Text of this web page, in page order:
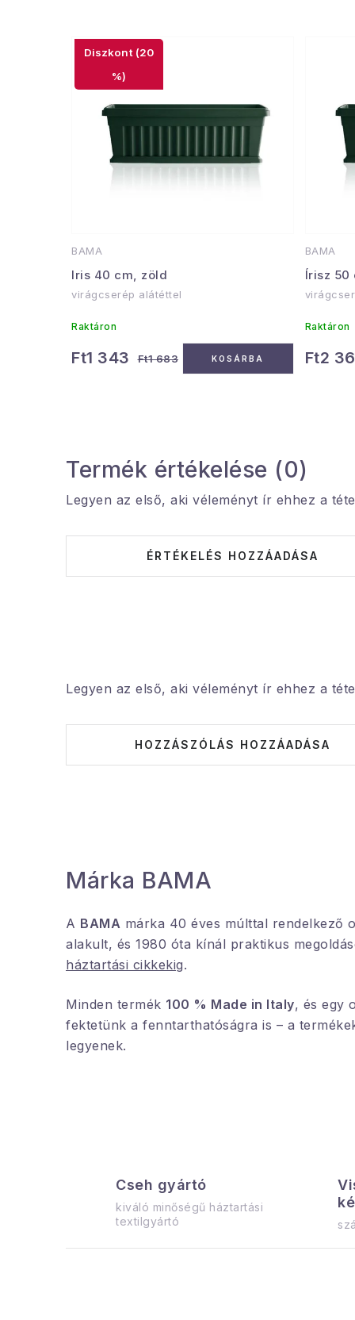
Cseh gyártó
kiváló minőségű háztartási
textilgyártó
Termék értékelése (0)
Legyen az első, aki véleményt ír ehhez a
ÉRTÉKELÉS HOZZÁADÁSA
Legyen az első, aki véleményt ír ehhez a
HOZZÁSZÓLÁS HOZZÁADÁSA
Márka BAMA
A BAMA márka 40 éves múlttal rendelkező
alakult, és 1980 óta kínál praktikus
háztartási cikkekig.
Minden termék 100 % Made in Italy, és egy
fektetünk a fenntarthatóságra is – a
legyenek.
BAMA
Iris 40 cm, zöld
(20
%)
virágcserép alátéttel
Raktáron
Ft1 343 Ft1 683 KOSÁRBA
BAMA
Írisz 50
Raktáron
Ft2